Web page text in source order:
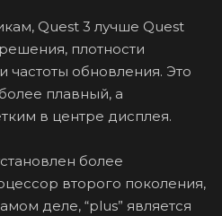
Quest 3 лучше Quest
плотности
частоты обновления. Это
плавный, а
в центре дисплея.
более
второго поколения,
деле, “plus” является